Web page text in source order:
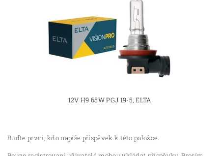
12V H9 65W PGJ 19-5, ELTA
Buďte první, kdo napíše příspěvek k této položce.